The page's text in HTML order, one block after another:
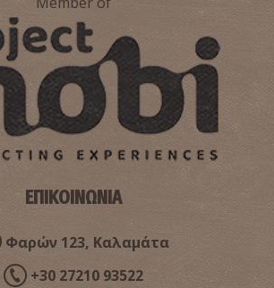
ΕΠΙΚΟΙΝΩΝΙΑ
Φαρών 123, Καλαμάτα
+30 27210 93522